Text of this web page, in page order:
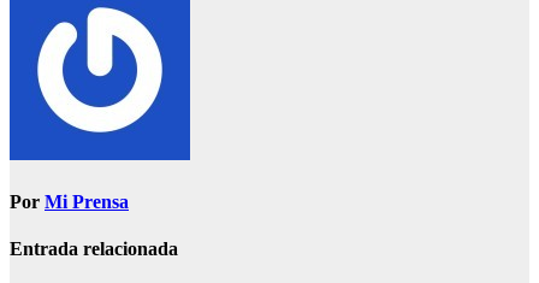
Por Mi Prensa
Entrada relacionada